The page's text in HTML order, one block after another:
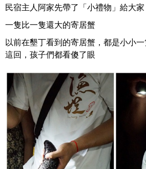
民宿主人阿家先帶了「小禮物」給大家
一隻比一隻還大的寄居蟹
以前在墾丁看到的寄居蟹，都是小小
這回，孩子們都看傻了眼